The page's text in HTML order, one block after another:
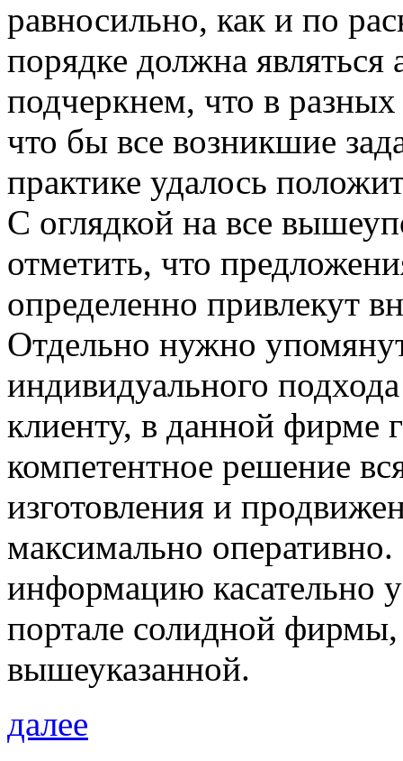
равносильно, как и по
порядке должна
подчеркнем, что в разных
что бы все возникшие
практике удалось
С оглядкой на все
отметить, что
определенно привлекут
Отдельно нужно
индивидуального
клиенту, в данной фирме
компетентное решение
изготовления и
максимально
информацию касательно
портале солидной
вышеуказанной.
далее